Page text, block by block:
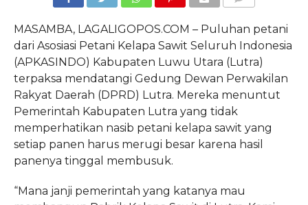
MASAMBA, LAGALIGOPOS.COM – Puluhan petani
dari Asosiasi Petani Kelapa Sawit Seluruh Indonesia
(APKASINDO) Kabupaten Luwu Utara (Lutra)
terpaksa mendatangi Gedung Dewan Perwakilan
Rakyat Daerah (DPRD) Lutra. Mereka menuntut
Pemerintah Kabupaten Lutra yang tidak
memperhatikan nasib petani kelapa sawit yang
setiap panen harus merugi besar karena hasil
panenya tinggal membusuk.
“Mana janji pemerintah yang katanya mau